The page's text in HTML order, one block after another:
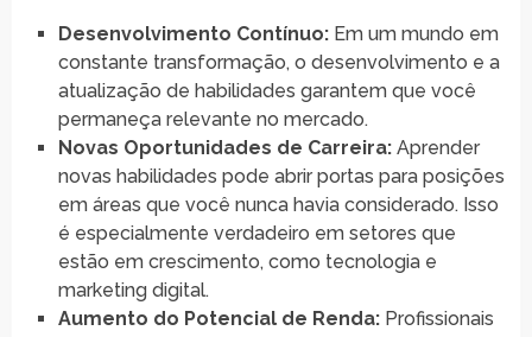
Desenvolvimento Contínuo:Em um mundo em
constante transformação, o desenvolvimento e a
atualização de habilidades garantem que você
permaneça relevante no mercado.
Novas Oportunidades de Carreira:Aprender
novas habilidades pode abrir portas para posições
em áreas que você nunca havia considerado. Isso
é especialmente verdadeiro em setores que
estão em crescimento, como tecnologia e
marketing digital.
Aumento do Potencial de Renda:Profissionais